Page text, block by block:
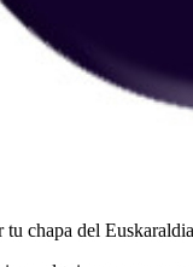
tu chapa del